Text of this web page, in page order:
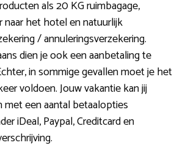
als 20 KG ruimbagage,
naar het hotel en natuurlijk
/ annuleringsverzekering.
dien je ook een aanbetaling te
in sommige gevallen moet je het
voldoen. Jouw vakantie kan jij
met een aantal betaalopties
iDeal, Paypal, Creditcard en